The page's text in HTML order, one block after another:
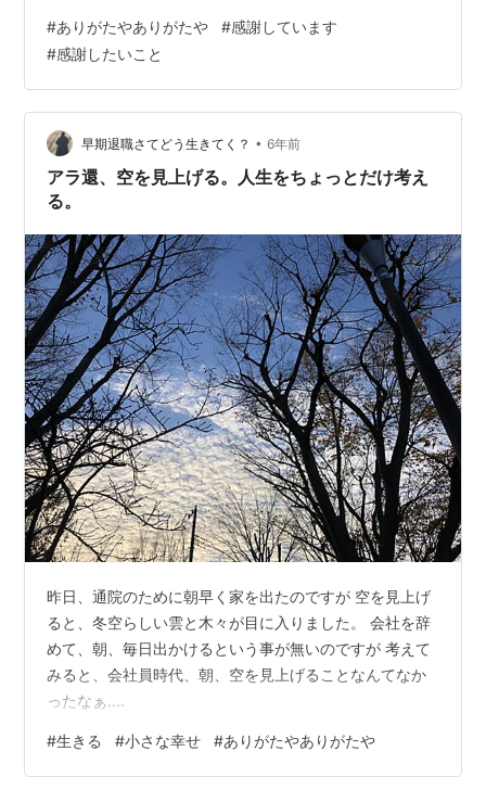
当たり前なんてどこにもなくて これからどうなるかなん
て誰にもわからない。 当たり前が当たり前だった今日が
明日また来るとは限らないんです。 そうやって過ぎた
日々を振り返ると 「あの頃は良かった…」 「どうしてあ
の時もっと大切にしなかった…」 後悔したって二度と今
日は戻っては来な…
#ありがたやありがたや #感謝しています
#感謝したいこと
早期退職さてどう生きてく？ • 6年前
アラ還、空を見上げる。人生をちょっとだけ考え
る。
昨日、通院のために朝早く家を出たのですが 空を見上げ
ると、冬空らしい雲と木々が目に入りました。 会社を辞
めて、朝、毎日出かけるという事が無いのですが 考えて
みると、会社員時代、朝、空を見上げることなんてなか
ったなぁ....
#生きる #小さな幸せ #ありがたやありがたや